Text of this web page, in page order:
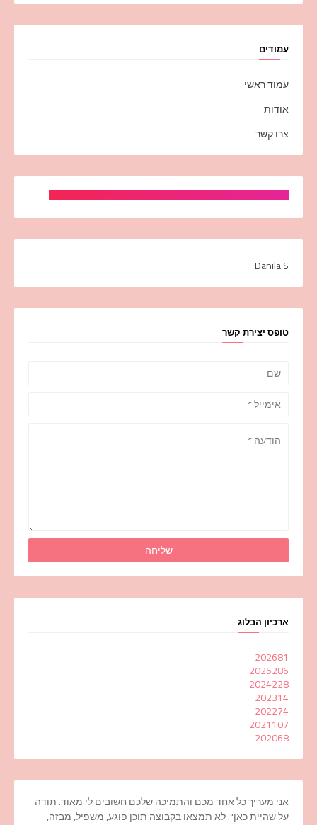
עמודים
עמוד ראשי
אודות
צרו קשר
Danila S
טופס יצירת קשר
ארכיון הבלוג
202681
2025286
2024228
202314
202274
2021107
202068
אני מעריך כל אחד מכם והתמיכה שלכם חשובים לי מאוד. תודה
על שהיית כאן". לא תמצאו בקבוצה תוכן פוגע, משפיל, מבזה,